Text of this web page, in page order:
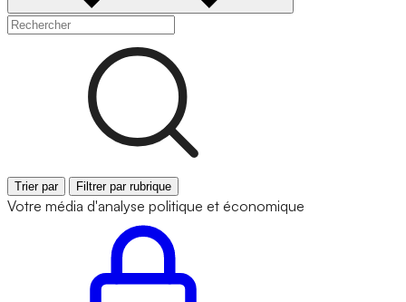
Trier par Filtrer par rubrique
Votre média d'analyse politique et économique